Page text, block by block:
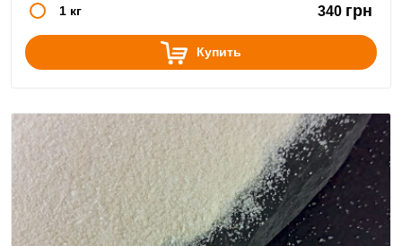
1 кг 340 грн
Купить